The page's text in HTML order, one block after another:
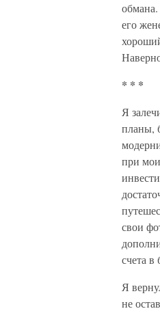
его
* * *
Я
планы,
при
свои
счета
Я
не